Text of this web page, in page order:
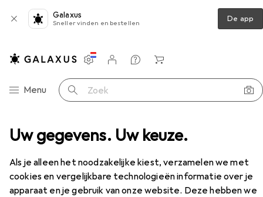
Uw gegevens. Uw keuze.
Als je alleen het noodzakelijke kiest, verzamelen we met
cookies en vergelijkbare technologieën informatie over je
apparaat en je gebruik van onze website. Deze hebben we
Galaxus
Sneller vinden en bestellen De app
Categorie navigatie
Menu Zoek op
Instellingen
Klantenaccount
Produktvergelijking
Verlanglijstje
Winkelmandje
aan tafel Fondue Set Unold Chocolatier
EUR
38,90
Unold
Chocolatier
Chocoladefondue